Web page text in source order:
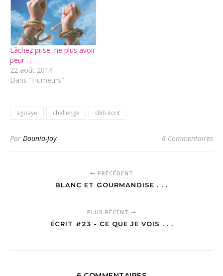
Lâchez prise, ne plus avoir
peur . . .
22 août 2014
Dans "Humeurs"
agoaye challenge défi écrit
Par Dounia-Joy 6 Commentaires
PRÉCÉDENT
BLANC ET GOURMANDISE . . .
PLUS RÉCENT
ÉCRIT #23 - CE QUE JE VOIS . . .